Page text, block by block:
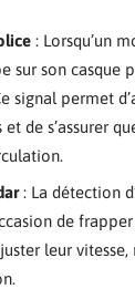
: Lorsqu’un
sur son casque
signal permet
et de s’assurer
: La détection
de
leur